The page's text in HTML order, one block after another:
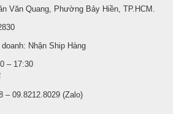
Văn Quang, Phường Bảy Hiền, TP.HCM.
Nhận Ship Hàng
– 17:30
– 09.8212.8029 (Zalo)